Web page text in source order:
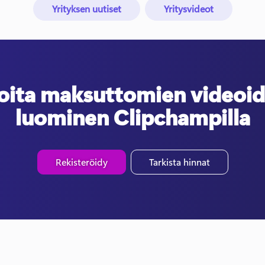
Yrityksen uutiset Yritysvideot
maksuttomien
luominen Clipchampilla
Rekisteröidy Tarkista hinnat